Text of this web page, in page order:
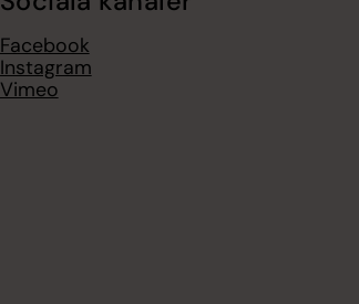
Facebook
Instagram
Vimeo